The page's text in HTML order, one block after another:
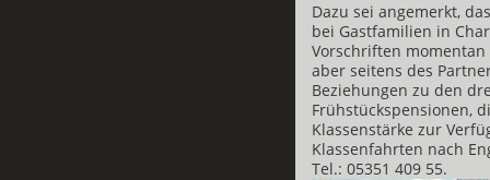
Dazu sei angemerkt,
bei Gastfamilien in
Vorschriften
aber seitens des
Beziehungen zu den
Frühstückspensionen,
Klassenstärke zur
Klassenfahrten nach
Tel.: 05351 409 55.